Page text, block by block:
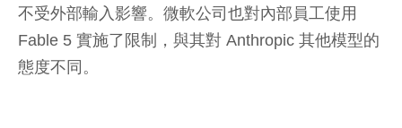
不受外部輸入影響。微軟公司也對內部員工使用
Fable 5 實施了限制，與其對 Anthropic 其他模型的
態度不同。